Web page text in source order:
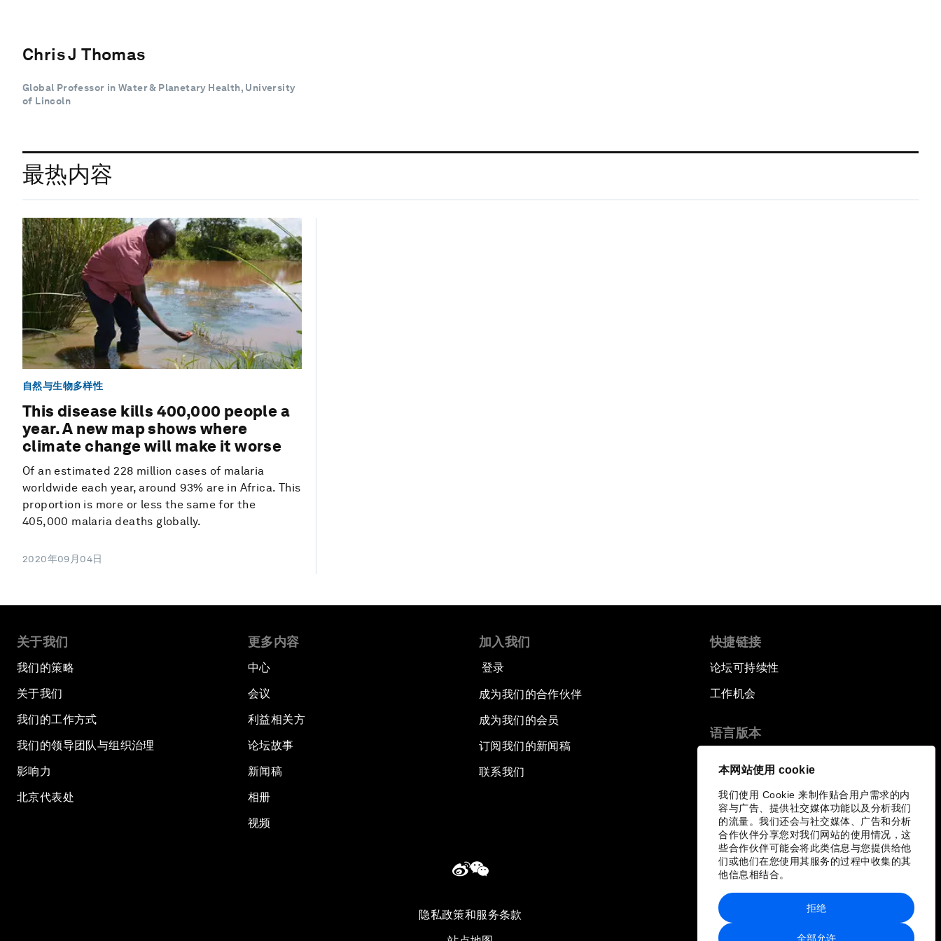
本网站使用 cookie
我们使用 Cookie 来制作贴合用户需求的内
容与广告、提供社交媒体功能以及分析我们
的流量。我们还会与社交媒体、广告和分析
合作伙伴分享您对我们网站的使用情况，这
些合作伙伴可能会将此类信息与您提供给他
们或他们在您使用其服务的过程中收集的其
他信息相结合。
全部允许
拒绝
Chris J Thomas
Global Professor in Water & Planetary Health, University
of Lincoln
最热内容
自然与生物多样性
This disease kills 400,000 people a
year. A new map shows where
climate change will make it worse
Of an estimated 228 million cases of malaria
worldwide each year, around 93% are in Africa. This
proportion is more or less the same for the
405,000 malaria deaths globally.
2020年09月04日
关于我们
我们的策略
关于我们
我们的工作方式
我们的领导团队与组织治理
影响力
北京代表处
更多内容
中心
会议
利益相关方
论坛故事
新闻稿
相册
视频
加入我们
登录
成为我们的合作伙伴
成为我们的会员
订阅我们的新闻稿
联系我们
快捷链接
论坛可持续性
工作机会
语言版本
隐私政策和服务条款